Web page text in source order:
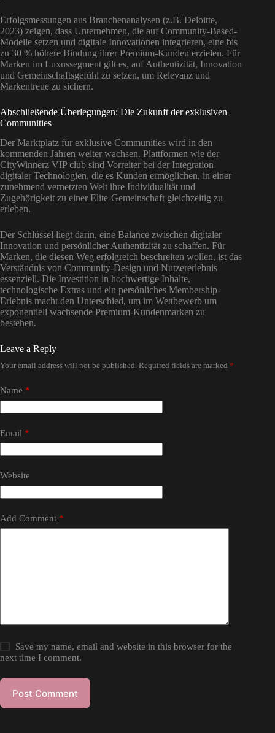
Erfolgsmessungen aus Branchenanalysen (z.B. Deloitte,
2023) zeigen, dass Unternehmen, die auf Community-Based-
Modelle setzen und digitale Innovationen integrieren, eine bis
zu 30 % höhere Bindung ihrer Premium-Kunden erzielen. Für
Marken im Luxussegment gilt es, auf Authentizität, Innovation
und Gemeinschaftsgefühl zu setzen, um Relevanz und
Markentreue zu sichern.
Abschließende Überlegungen: Die Zukunft der exklusiven
Communities
Der Marktplatz für exklusive Communities wird in den
kommenden Jahren weiter wachsen. Plattformen wie der
CityWinnerz VIP club sind Vorreiter bei der Integration
digitaler Technologien, die es Kunden ermöglichen, in einer
zunehmend vernetzten Welt ihre Individualität und
Zugehörigkeit zu einer Elite-Gemeinschaft gleichzeitig zu
erleben.
Der Schlüssel liegt darin, eine Balance zwischen digitaler
Innovation und persönlicher Authentizität zu schaffen. Für
Marken, die diesen Weg erfolgreich beschreiten wollen, ist das
Verständnis von Community-Design und Nutzererlebnis
essenziell. Die Investition in hochwertige Inhalte,
technologische Extras und ein persönliches Membership-
Erlebnis macht den Unterschied, um im Wettbewerb um
exponentiell wachsende Premium-Kundenmarken zu
bestehen.
Leave a Reply
Your email address will not be published. Required fields are marked *
Name *
Email *
Website
Add Comment *
Save my name, email and website in this browser for the
next time I comment.
Post Comment